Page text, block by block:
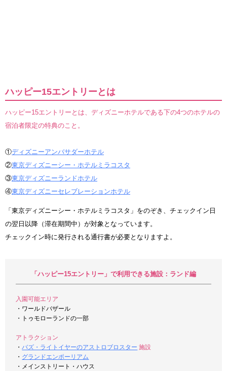
ハッピー15エントリーとは
ハッピー15エントリーとは、ディズニーホテルである下の4つのホテルの
宿泊者限定の特典のこと。
①ディズニーアンバサダーホテル
②東京ディズニーシー・ホテルミラコスタ
③東京ディズニーランドホテル
④東京ディズニーセレブレーションホテル
「東京ディズニーシー・ホテルミラコスタ」をのぞき、チェックイン日
の翌日以降（滞在期間中）が対象となっています。
チェックイン時に発行される通行書が必要となりますよ。
「ハッピー15エントリー」で利用できる施設：ランド編
入園可能エリア
・ワールドバザール
・トゥモローランドの一部
アトラクション
・バズ・ライトイヤーのアストロブロスター 施設
・ グランドエンポーリアム
・メインストリート・ハウス